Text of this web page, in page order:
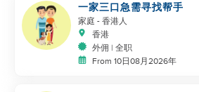
一家三口急需寻找帮手
家庭 - 香港人
香港
外佣 | 全职
From 10日08月2026年